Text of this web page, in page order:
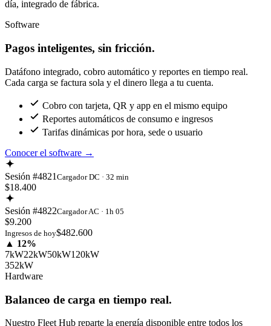
día, integrado de fábrica.
Software
Pagos inteligentes, sin fricción.
Datáfono integrado, cobro automático y reportes en tiempo real.
Cada carga se factura sola y el dinero llega a tu cuenta.
Cobro con tarjeta, QR y app en el mismo equipo
Reportes automáticos de consumo e ingresos
Tarifas dinámicas por hora, sede o usuario
Conocer el software →
Sesión #4821 Cargador DC · 32 min
$18.400
Sesión #4822Cargador AC · 1h 05
$9.200
Ingresos de hoy$482.600
▲ 12%
7kW22kW50kW120kW
352kW
Hardware
Balanceo de carga en tiempo real.
Nuestro Fleet Hub reparte la energía disponible entre todos los